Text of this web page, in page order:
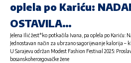
oplela po Kariću:
OSTAVILA…
Jelena Ilić žest*ko potkačila Ivana, pa oplela po Kariću:
Jednostavan način za ubrzano sagorijevanje kalorija –
U Sarajevu održan Modest Fashion Festival 2025:
bosanskohercegovačke žene